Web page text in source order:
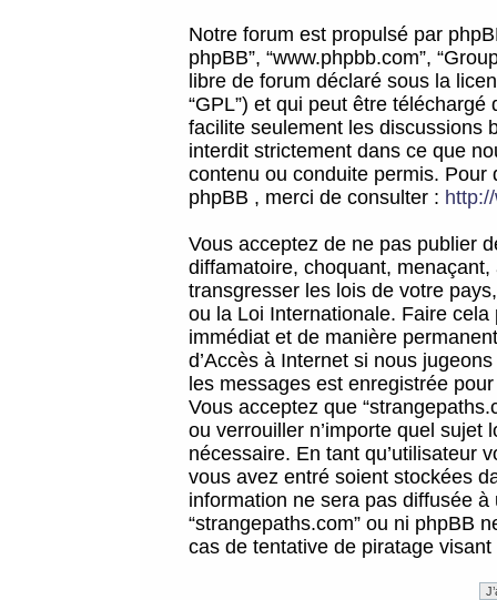
Notre forum est propulsé par
phpBB”, “www.phpbb.com”,
libre de forum déclaré sous la
“GPL”) et qui peut être téléchargé
facilite seulement les discussions
interdit strictement dans ce que
contenu ou conduite permis.
phpBB , merci de consulter :
Vous acceptez de ne pas publier
diffamatoire, choquant,
transgresser les lois de votre
ou la Loi Internationale. Faire
immédiat et de manière
d’Accès à Internet si nous
les messages est enregistrée
Vous acceptez que
ou verrouiller n’importe quel sujet
nécessaire. En tant qu’utilisateur
vous avez entré soient stockées
information ne sera pas diffusée
“strangepaths.com” ou ni phpBB
cas de tentative de piratage